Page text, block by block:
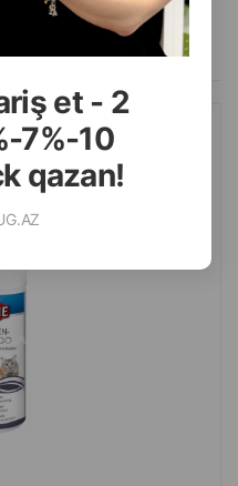
et - 2
7%-10
qazan!
ДЛЯ СОБАК,
100 ГР.#29181